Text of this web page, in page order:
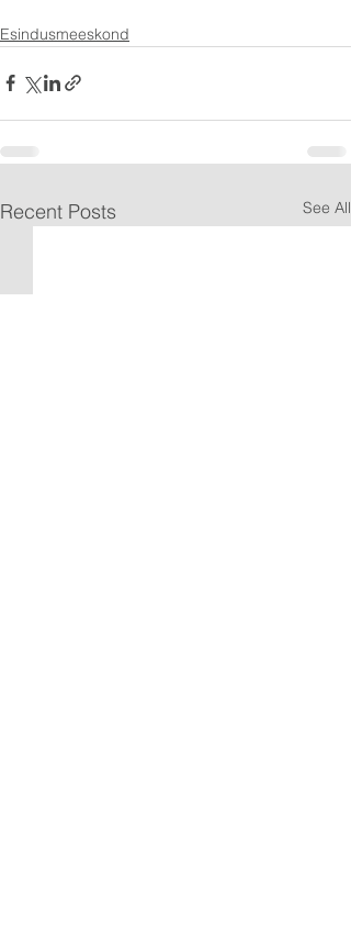
Esindusmeeskond
Recent Posts See All